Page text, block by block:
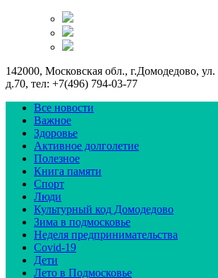
142000, Московская обл., г.Домодедово,
д.70, тел: +7(496) 794-03-77
Все новости
Важное
Здоровье
Активное долголетие
Полезное
Книга памяти
Спорт
Люди
Культурный код Домодедово
Зима в подмосковье
Неделя предпринимательства
Covid-19
Дети
Лето в Подмосковье